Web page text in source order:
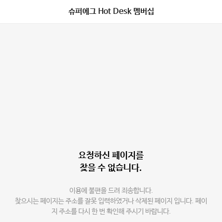
슈퍼에그 Hot Desk 멤버십
요청하신 페이지를
찾을 수 없습니다.
이용에 불편을 드려 죄송합니다.
찾으시는 페이지는 주소를 잘못 입력하였거나 삭제된 페이지 입니다. 페이
지 주소를 다시 한 번 확인해 주시기 바랍니다.